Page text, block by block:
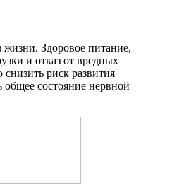
Здоровое питание,
и отказ от вредных
риск развития
состояние нервной